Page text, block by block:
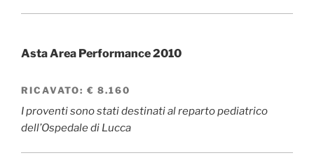
Asta Area Performance 2010
RICAVATO: € 8.160
I proventi sono stati destinati al reparto pediatrico
dell’Ospedale di Lucca